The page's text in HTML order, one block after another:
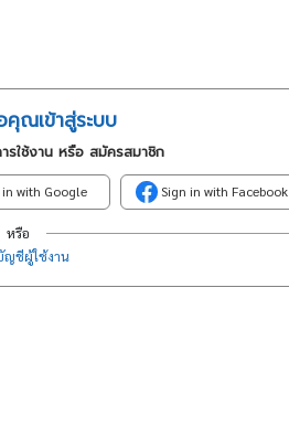
คุณเข้าสู่ระบบ
รใช้งาน หรือ สมัครสมาชิก
in with Google Sign in with Facebook
หรือ
ญชีผู้ใช้งาน